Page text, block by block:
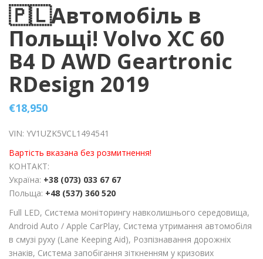
🇵🇱Автомобіль в
Польщі! Volvo XC 60
B4 D AWD Geartronic
RDesign 2019
€18,950
VIN: YV1UZK5VCL1494541
Вартість вказана без розмитнення!
КОНТАКТ:
Україна: +38 (073) 033 67 67
Польща: +48 (537) 360 520
Full LED, Система моніторингу навколишнього середовища,
Android Auto / Apple CarPlay, Система утримання автомобіля
в смузі руху (Lane Keeping Aid), Розпізнавання дорожніх
знаків, Система запобігання зіткненням у кризових